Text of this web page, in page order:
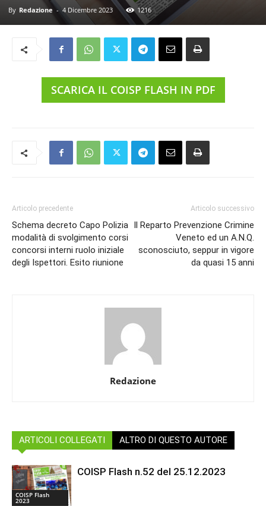
By Redazione - 4 Dicembre 2023 1216
SCARICA IL COISP FLASH IN PDF
Articolo precedente
Schema decreto Capo Polizia
modalità di svolgimento corsi
concorsi interni ruolo iniziale
degli Ispettori. Esito riunione
Articolo successivo
Il Reparto Prevenzione Crimine
Veneto ed un A.N.Q.
sconosciuto, seppur in vigore
da quasi 15 anni
Redazione
ARTICOLI COLLEGATI ALTRO DI QUESTO AUTORE
COISP Flash
2023
COISP Flash n.52 del 25.12.2023